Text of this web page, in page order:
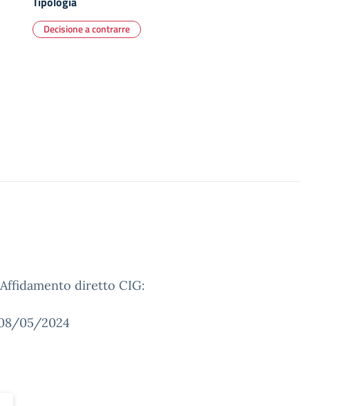
Decisione a contrarre
diretto CIG:
05/2024